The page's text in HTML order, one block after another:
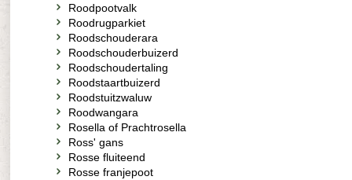
Roodpootvalk
Roodrugparkiet
Roodschouderara
Roodschouderbuizerd
Roodschoudertaling
Roodstaartbuizerd
Roodstuitzwaluw
Roodwangara
Rosella of Prachtrosella
Ross' gans
Rosse fluiteend
Rosse franjepoot